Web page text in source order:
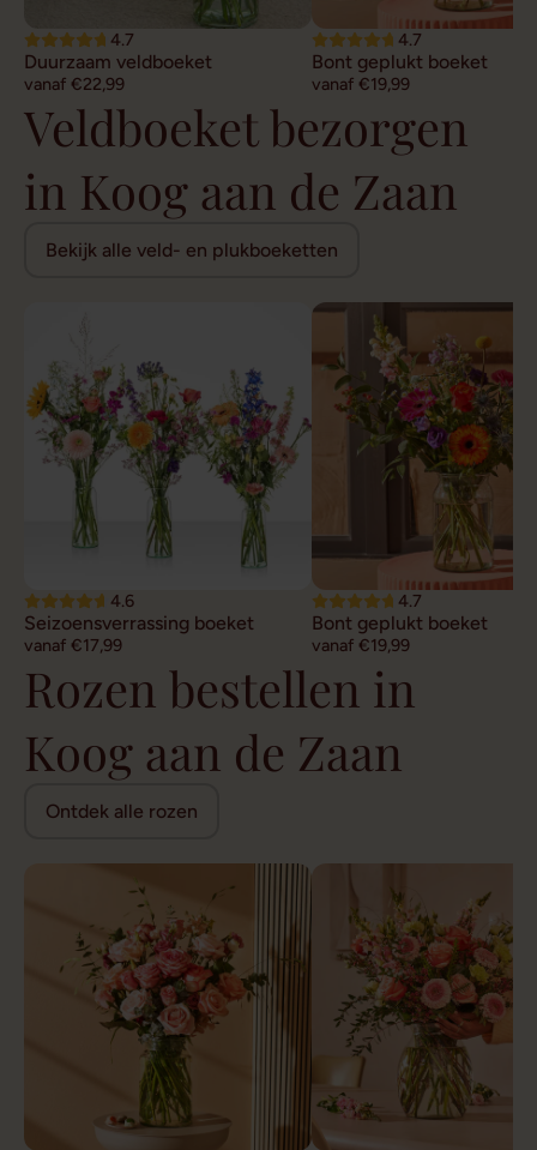
4.7
Duurzaam veldboeket
vanaf €22,99
4.7
Bont geplukt boeket
vanaf €19,99
Veldboeket bezorgen
in Koog aan de Zaan
Bekijk alle veld- en plukboeketten
4.6
Seizoensverrassing boeket
vanaf €17,99
4.7
Bont geplukt boeket
vanaf €19,99
Rozen bestellen in
Koog aan de Zaan
Ontdek alle rozen